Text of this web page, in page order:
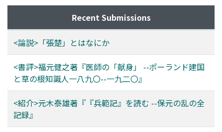
Recent Submissions
<論説>「張楚」とはなにか
<書評>福元健之著『医師の「献身」 --ポーランド建国
と草の根知識人一八九〇--一九二〇』
<紹介>元木泰雄著『『兵範記』を読む --保元の乱の全
記録』